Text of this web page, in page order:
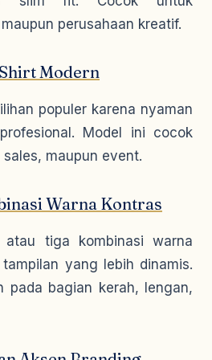
perusahaan kreatif.
Modern
populer karena nyaman
Model ini cocok
maupun event.
Warna Kontras
atau tiga kombinasi warna
yang lebih dinamis.
pada bagian kerah, lengan,